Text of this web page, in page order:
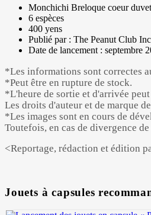
Monchichi Breloque coeur
6 espèces
400 yens
Publié par : The Peanut Club
Date de lancement : septembre
*Les informations sont correctes
*Peut être en rupture de stock.
*L'heure de sortie et d'arrivée
Les droits d'auteur et de marque
*Les images sont en cours de
Toutefois, en cas de divergence
<Reportage, rédaction et édition
Jouets à capsules